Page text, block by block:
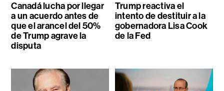
Canadá lucha por llegar
a un acuerdo antes de
que el arancel del 50%
de Trump agrave la
disputa
Trump reactiva el
intento de destituir a la
gobernadora Lisa Cook
de la Fed